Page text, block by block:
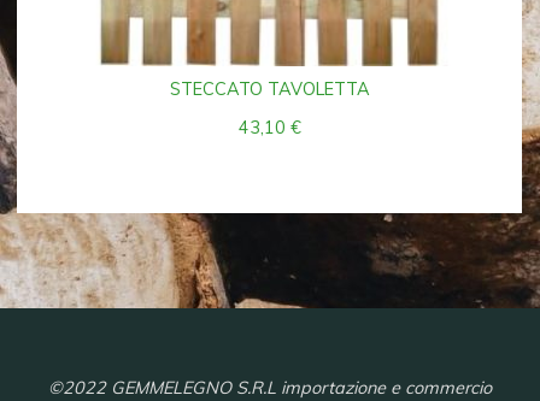
STECCATO TAVOLETTA
43,10 €
©2022 GEMMELEGNO S.R.L importazione e commercio